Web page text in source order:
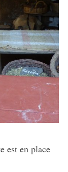
est en place